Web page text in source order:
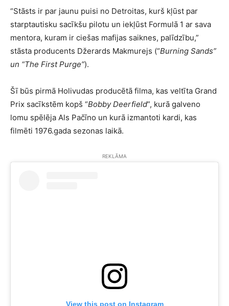
“Stāsts ir par jaunu puisi no Detroitas, kurš kļūst par
starptautisku sacīkšu pilotu un iekļūst Formulā 1 ar sava
mentora, kuram ir ciešas mafijas saiknes, palīdzību,”
stāsta producents Džerards Makmurejs (“Burning Sands”
un “The First Purge”).
Šī būs pirmā Holivudas producētā filma, kas veltīta Grand
Prix sacīkstēm kopš “Bobby Deerfield”, kurā galveno
lomu spēlēja Als Pačīno un kurā izmantoti kardi, kas
filmēti 1976.gada sezonas laikā.
REKLĀMA
View this post on Instagram